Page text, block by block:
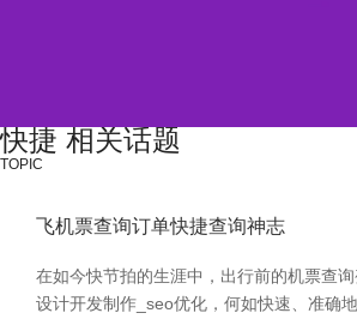
快捷 相关话题
TOPIC
飞机票查询订单快捷查询神志
在如今快节拍的生涯中，出行前的机票查
设计开发制作_seo优化，何如快速、准确